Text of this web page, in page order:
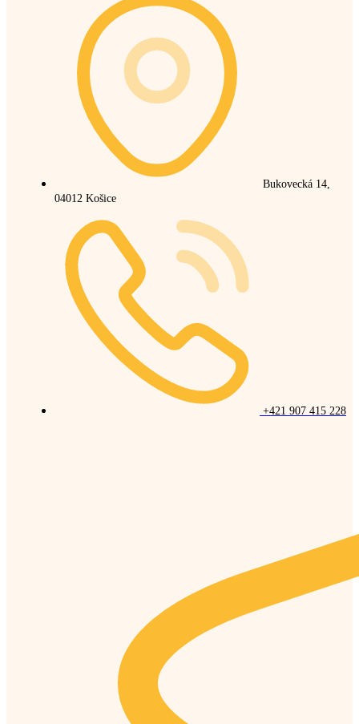
Bukovecká 14,
04012 Košice
+421 907 415 228